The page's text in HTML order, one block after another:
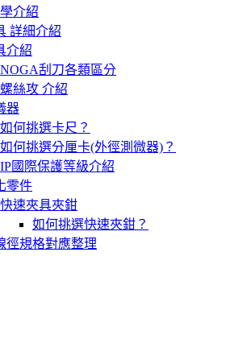
介紹
詳細介紹
介紹
NOGA刮刀各類區分
螺絲攻 介紹
器
如何挑選卡尺？
如何挑選分厘卡(外徑測微器)？
IP國際保護等級介紹
零件
快速夾具夾鉗
如何挑選快速夾鉗？
徑規格對應整理